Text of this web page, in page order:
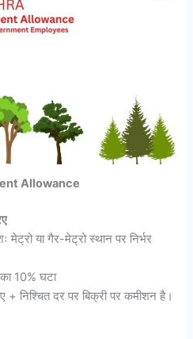
Allowance
या गैर-मेट्रो स्थान पर निर्भर
10% घटा
निश्चित दर पर बिक्री पर कमीशन है।